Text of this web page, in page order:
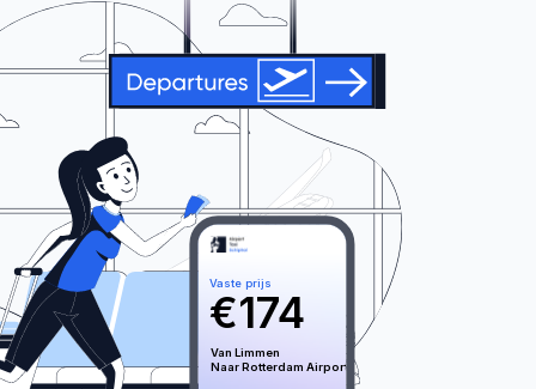
174
€
Vaste prijs
Van Limmen
Naar Rotterdam Airport